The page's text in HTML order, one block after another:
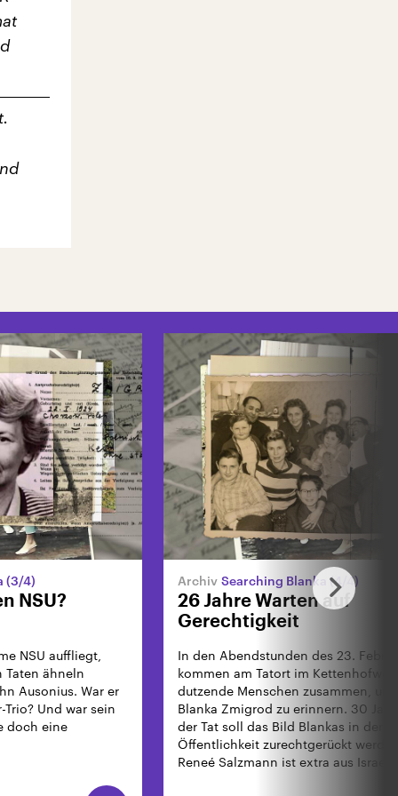
(3/4)
NSU?
NSU auffliegt,
Taten ähneln
Ausonius. War er
Und war sein
doch eine
Searching Blanka (4/4)
26 Jahre Warten auf
Gerechtigkeit
In den Abendstunden des 23.
kommen am Tatort im Kettenhofweg
dutzende Menschen zusammen, um
Blanka Zmigrod zu erinnern. 30
der Tat soll das Bild Blankas in der
Öffentlichkeit zurechtgerückt
Reneé Salzmann ist extra aus Israel